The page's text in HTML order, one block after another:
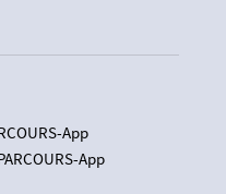
App
App